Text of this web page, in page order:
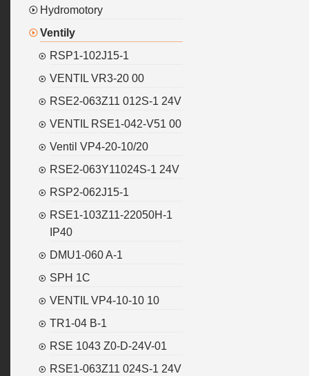
Hydromotory
Ventily
RSP1-102J15-1
VENTIL VR3-20 00
RSE2-063Z11 012S-1 24V
VENTIL RSE1-042-V51 00
Ventil VP4-20-10/20
RSE2-063Y11024S-1 24V
RSP2-062J15-1
RSE1-103Z11-22050H-1
IP40
DMU1-060 A-1
SPH 1C
VENTIL VP4-10-10 10
TR1-04 B-1
RSE 1043 Z0-D-24V-01
RSE1-063Z11 024S-1 24V